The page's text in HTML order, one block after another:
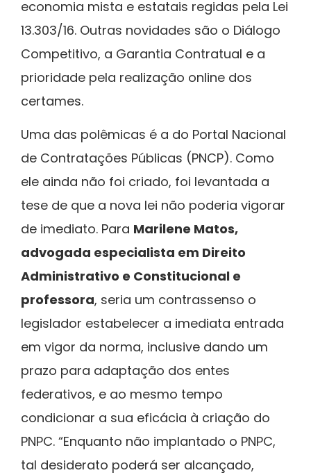
economia mista e estatais regidas pela Lei
13.303/16. Outras novidades são o Diálogo
Competitivo, a Garantia Contratual e a
prioridade pela realização online dos
certames.
Uma das polêmicas é a do Portal Nacional
de Contratações Públicas (PNCP). Como
ele ainda não foi criado, foi levantada a
tese de que a nova lei não poderia vigorar
de imediato. Para Marilene Matos,
advogada especialista em Direito
Administrativo e Constitucional e
professora, seria um contrassenso o
legislador estabelecer a imediata entrada
em vigor da norma, inclusive dando um
prazo para adaptação dos entes
federativos, e ao mesmo tempo
condicionar a sua eficácia à criação do
PNPC. “Enquanto não implantado o PNPC,
tal desiderato poderá ser alcançado,